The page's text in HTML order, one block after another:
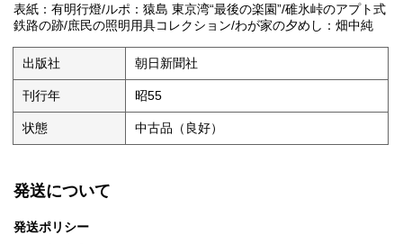
表紙：有明行燈/ルポ：猿島 東京湾“最後の楽園”/碓氷峠のアプト式
鉄路の跡/庶民の照明用具コレクション/わが家の夕めし：畑中純
出版社 朝日新聞社
刊行年 昭55
状態 中古品（良好）
発送について
発送ポリシー